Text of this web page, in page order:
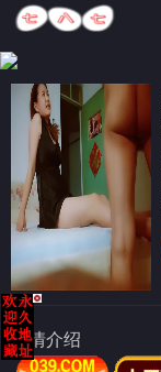
剧情介绍